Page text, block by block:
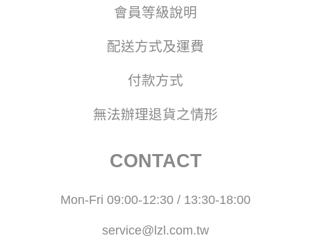
會員等級說明
配送方式及運費
付款方式
無法辦理退貨之情形
CONTACT
Mon-Fri 09:00-12:30 / 13:30-18:00
service@lzl.com.tw